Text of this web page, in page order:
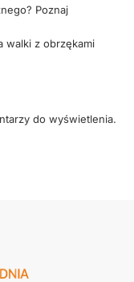
Poznaj
walki z obrzękami
do wyświetlenia.